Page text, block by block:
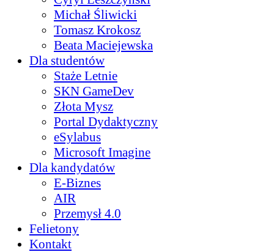
Michał Śliwicki
Tomasz Krokosz
Beata Maciejewska
Dla studentów
Staże Letnie
SKN GameDev
Złota Mysz
Portal Dydaktyczny
eSylabus
Microsoft Imagine
Dla kandydatów
E-Biznes
AIR
Przemysł 4.0
Felietony
Kontakt